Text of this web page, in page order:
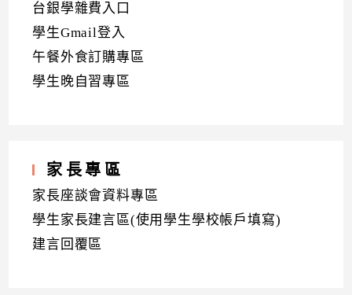
台銀學雜費入口
學生Gmail登入
午餐外食訂購專區
學生晚自習專區
家長專區
家長座談會資料專區
學生家長建言區(使用學生學校帳戶填寫)
建言回覆區